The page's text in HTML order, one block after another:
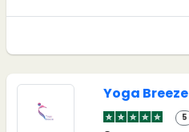
Yoga Breeze
5